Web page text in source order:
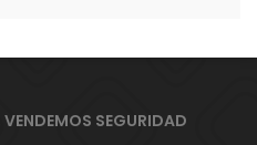
SEGURIDAD